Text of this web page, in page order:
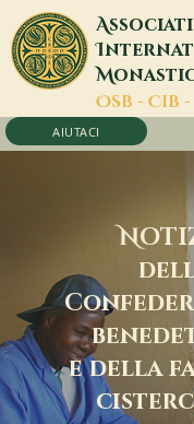
A
I
M
OSB - CIB -
AIUTACI
N
e della